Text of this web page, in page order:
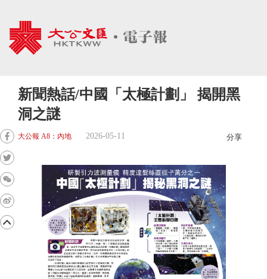
新聞熱話/中國「太極計劃」 揭開黑
洞之謎
大公報 A8：內地 2026-05-11 分享